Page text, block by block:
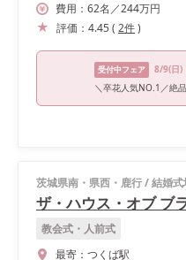
費用： 62名 ／244万円
評価： 4.45( 2件)
受付中フェア 8/9(日)
茨城県南・県西・鹿行/結婚式
ザ・ハウス・オブ ブ
教会式・人前式
最寄： つくば駅